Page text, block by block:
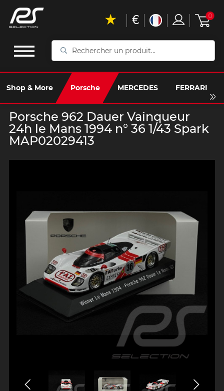
Rechercher
produit...
Shop & More Porsche MERCEDES FERRARI
€ 0
Porsche 962 Dauer Vainqueur
24h le Mans 1994 n° 36 1/43 Spark
MAP02029413